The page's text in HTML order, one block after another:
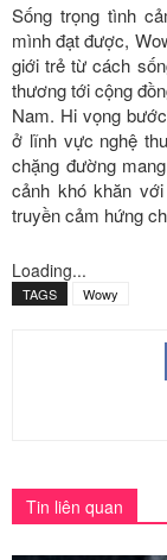
Sống trọng tình
mình đạt được,
giới trẻ từ cách
thương tới cộng
Nam. Hi vọng
ở lĩnh vực nghệ
chặng đường
cảnh khó khăn
truyền cảm hứng
Loading...
TAGS Wowy
Tin liên quan